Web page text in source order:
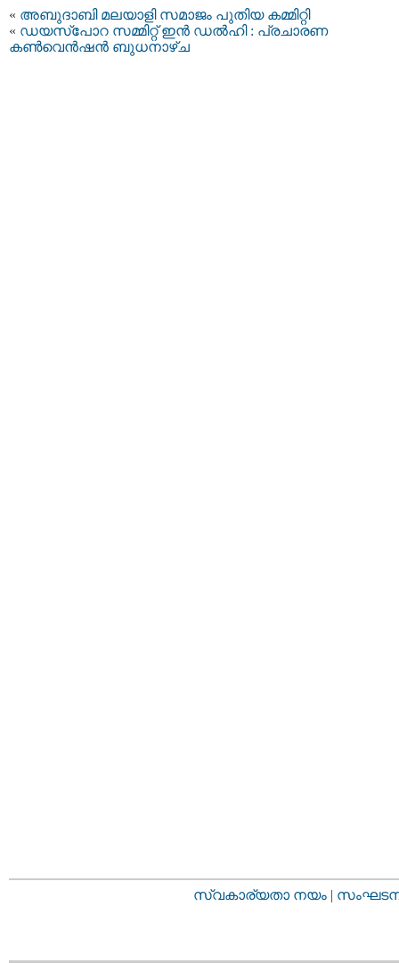
« അബുദാബി മലയാളി സമാജം പുതിയ കമ്മിറ്റി
« ഡയസ്പോറ സമ്മിറ്റ് ഇൻ ഡൽഹി : പ്രചാരണ
കൺവെൻഷൻ ബുധനാഴ്ച
സ്വകാര്യതാ നയം |